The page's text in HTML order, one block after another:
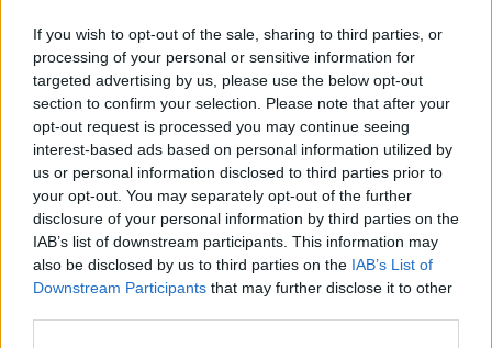
If you wish to opt-out of the sale, sharing to third parties, or
processing of your personal or sensitive information for
targeted advertising by us, please use the below opt-out
section to confirm your selection. Please note that after your
opt-out request is processed you may continue seeing
interest-based ads based on personal information utilized by
us or personal information disclosed to third parties prior to
your opt-out. You may separately opt-out of the further
disclosure of your personal information by third parties on the
IAB’s list of downstream participants. This information may
also be disclosed by us to third parties on the IAB’s List of
Downstream Participants that may further disclose it to other